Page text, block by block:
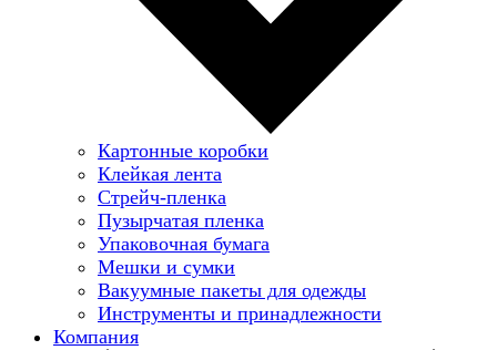
Картонные коробки
Клейкая лента
Стрейч-пленка
Пузырчатая пленка
Упаковочная бумага
Мешки и сумки
Вакуумные пакеты для одежды
Инструменты и принадлежности
Компания